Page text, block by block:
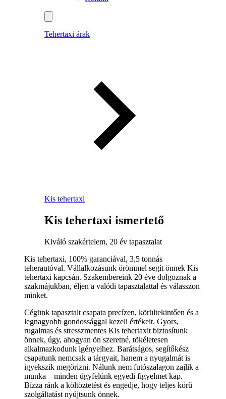
Tehertaxi árak
Kis tehertaxi
Kis tehertaxi ismertető
Kiváló szakértelem, 20 év tapasztalat
Kis tehertaxi, 100% garanciával, 3,5 tonnás
teherautóval. Vállalkozásunk örömmel segít önnek Kis
tehertaxi kapcsán. Szakembereink 20 éve dolgoznak a
szakmájukban, éljen a valódi tapasztalattal és válasszon
minket.
Cégünk tapasztalt csapata precízen, körültekintően és a
legnagyobb gondossággal kezeli értékeit. Gyors,
rugalmas és stresszmentes Kis tehertaxit biztosítunk
önnek, úgy, ahogyan ön szeretné, tökéletesen
alkalmazkodunk igényeihez. Barátságos, segítőkész
csapatunk nemcsak a tárgyait, hanem a nyugalmát is
igyekszik megőrizni. Nálunk nem futószalagon zajlik a
munka – minden ügyfelünk egyedi figyelmet kap.
Bízza ránk a költöztetést és engedje, hogy teljes körű
szolgáltatást nyújtsunk önnek.